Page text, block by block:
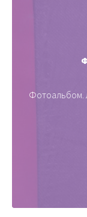
Фотоальбом.